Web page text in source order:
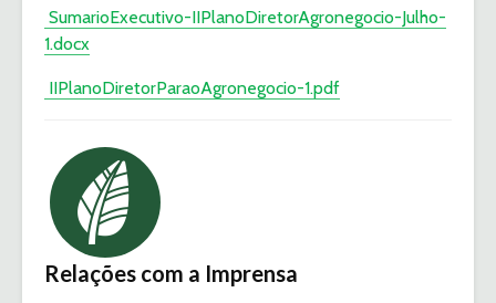
SumarioExecutivo-IIPlanoDiretorAgronegocio-Julho-
1.docx
IIPlanoDiretorParaoAgronegocio-1.pdf
Relações com a Imprensa